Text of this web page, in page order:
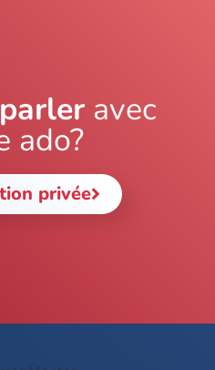
avec
ado?
privée